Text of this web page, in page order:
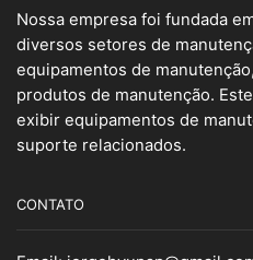
Nossa empresa foi fundada
diversos setores de
equipamentos de
produtos de manutenção.
exibir equipamentos de
suporte relacionados.
CONTATO